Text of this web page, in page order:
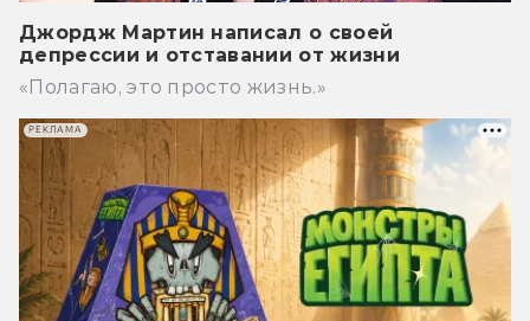
Джордж Мартин написал о своей
депрессии и отставании от жизни
«Полагаю, это просто жизнь.»
РЕКЛАМА